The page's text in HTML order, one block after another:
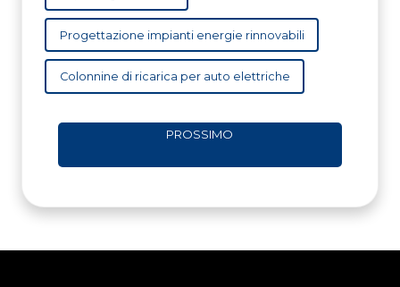
Progettazione impianti energie rinnovabili
Colonnine di ricarica per auto elettriche
PROSSIMO